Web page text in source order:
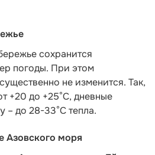
сохранится
погоды. При этом
не изменится. Так,
+20 до +25°С, дневные
– до 28-33°С тепла.
Азовского моря